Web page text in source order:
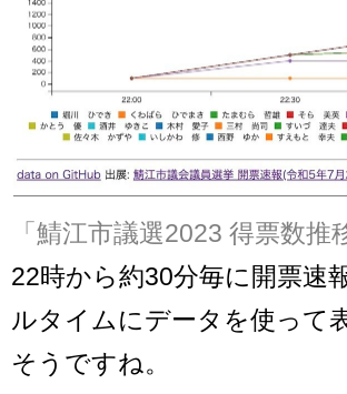
「鯖江市議選2023 得票数推
22時から約30分毎に開票速
ルタイムにデータを使って
そうですね。